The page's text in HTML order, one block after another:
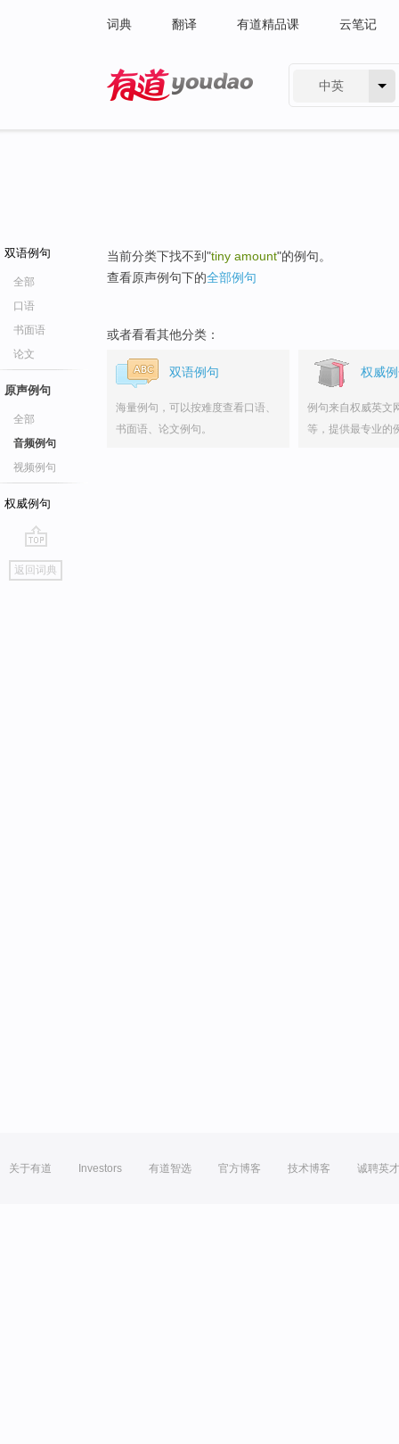
词典 翻译 有道精品课 云笔记
中英
双语例句
全部
口语
书面语
论文
原声例句
全部
音频例句
视频例句
权威例句
go
top
返回词典
当前分类下找不到"tiny amount"的例句。
查看原声例句下的全部例句
或者看看其他分类：
双语例句
海量例句，可以按难度查看口语、
书面语、论文例句。
权威
例句来自权威英文
等，提供最专业的
关于有道 Investors 有道智选 官方博客 技术博客 诚聘英才